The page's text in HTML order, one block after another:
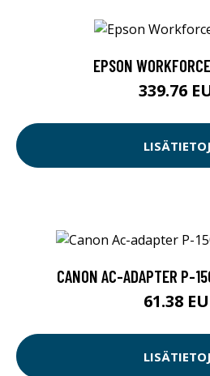
EPSON
339.76
CANON AC-ADAPTER P-
61.38